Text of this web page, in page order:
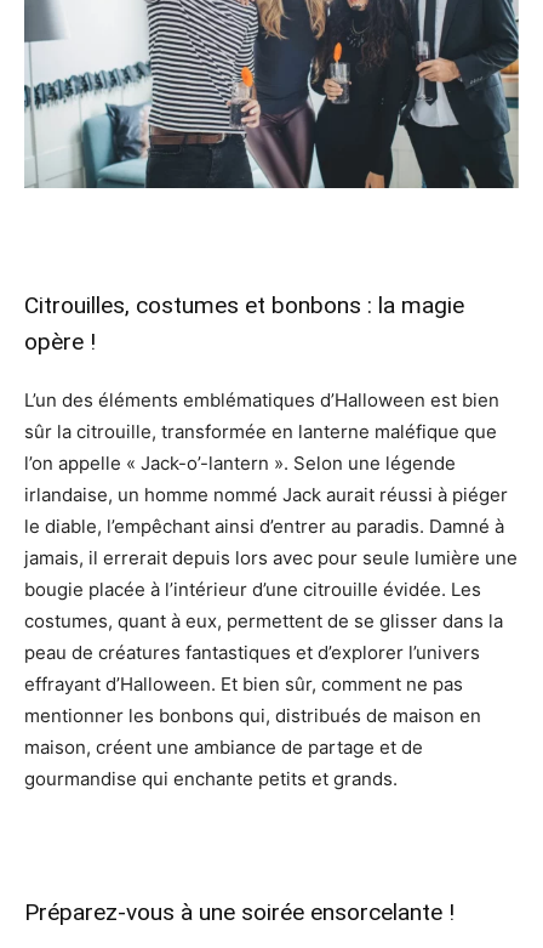
Citrouilles, costumes et bonbons : la magie
opère !
L’un des éléments emblématiques d’Halloween est bien
sûr la citrouille, transformée en lanterne maléfique que
l’on appelle « Jack-o’-lantern ». Selon une légende
irlandaise, un homme nommé Jack aurait réussi à piéger
le diable, l’empêchant ainsi d’entrer au paradis. Damné à
jamais, il errerait depuis lors avec pour seule lumière une
bougie placée à l’intérieur d’une citrouille évidée. Les
costumes, quant à eux, permettent de se glisser dans la
peau de créatures fantastiques et d’explorer l’univers
effrayant d’Halloween. Et bien sûr, comment ne pas
mentionner les bonbons qui, distribués de maison en
maison, créent une ambiance de partage et de
gourmandise qui enchante petits et grands.
Préparez-vous à une soirée ensorcelante !